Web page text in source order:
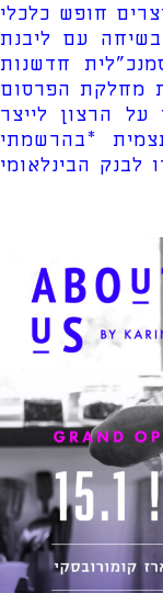
איך מייצרים חופש כלכלי
עם ליבנת
חדשנות
מחלקת הפרסום
על הרצון לייצר
*בהרשמתי
לבנק הבינלאומי